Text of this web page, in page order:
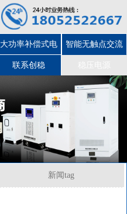
大功率补偿式电
力稳压器
智能无触点交流
联系创稳
新闻tag